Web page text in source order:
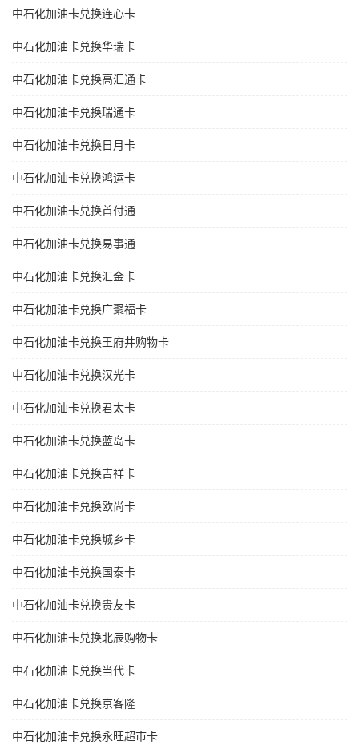
中石化加油卡兑换连心卡
中石化加油卡兑换华瑞卡
中石化加油卡兑换高汇通卡
中石化加油卡兑换瑞通卡
中石化加油卡兑换日月卡
中石化加油卡兑换鸿运卡
中石化加油卡兑换首付通
中石化加油卡兑换易事通
中石化加油卡兑换汇金卡
中石化加油卡兑换广聚福卡
中石化加油卡兑换王府井购物卡
中石化加油卡兑换汉光卡
中石化加油卡兑换君太卡
中石化加油卡兑换蓝岛卡
中石化加油卡兑换吉祥卡
中石化加油卡兑换欧尚卡
中石化加油卡兑换城乡卡
中石化加油卡兑换国泰卡
中石化加油卡兑换贵友卡
中石化加油卡兑换北辰购物卡
中石化加油卡兑换当代卡
中石化加油卡兑换京客隆
中石化加油卡兑换永旺超市卡